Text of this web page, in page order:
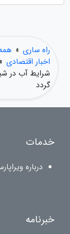
راه ساری »
اخبار اقتصادی »
شرایط آب در
گردد
خدمات
درباره
خبرنامه